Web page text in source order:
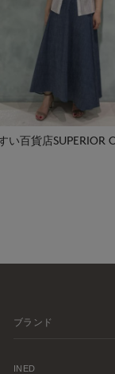
い百貨店SUPERIOR
ブランド
INED